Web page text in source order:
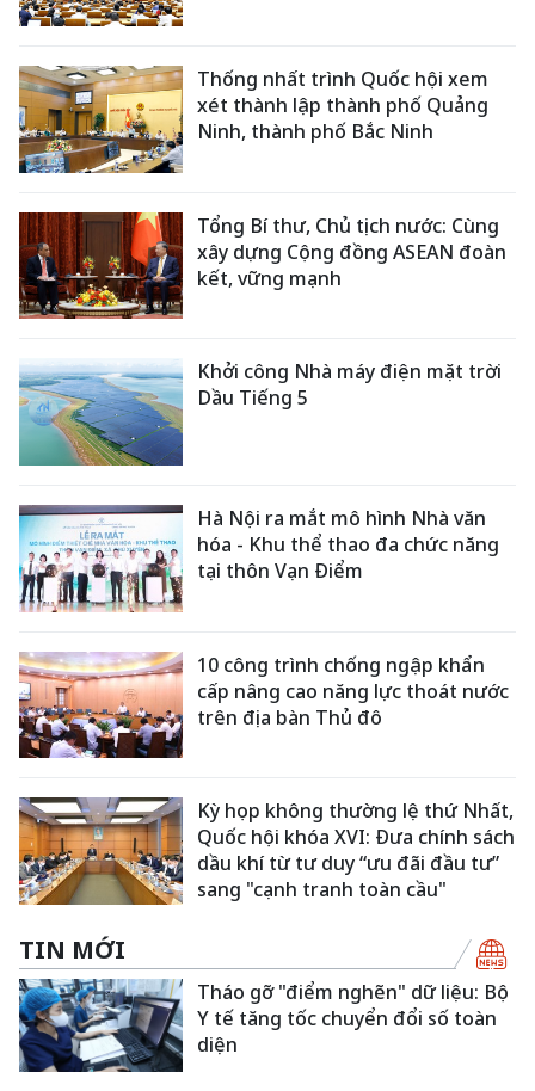
Thống nhất trình Quốc hội xem
xét thành lập thành phố Quảng
Ninh, thành phố Bắc Ninh
Tổng Bí thư, Chủ tịch nước: Cùng
xây dựng Cộng đồng ASEAN đoàn
kết, vững mạnh
Khởi công Nhà máy điện mặt trời
Dầu Tiếng 5
Hà Nội ra mắt mô hình Nhà văn
hóa - Khu thể thao đa chức năng
tại thôn Vạn Điểm
10 công trình chống ngập khẩn
cấp nâng cao năng lực thoát nước
trên địa bàn Thủ đô
Kỳ họp không thường lệ thứ Nhất,
Quốc hội khóa XVI: Đưa chính sách
dầu khí từ tư duy “ưu đãi đầu tư”
sang "cạnh tranh toàn cầu"
TIN MỚI
Tháo gỡ "điểm nghẽn" dữ liệu: Bộ
Y tế tăng tốc chuyển đổi số toàn
diện